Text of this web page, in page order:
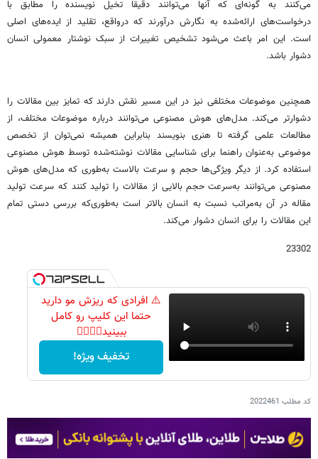
می‌کنند به گونه‌ای که آنها می‌توانند دقیقا تخیل نویسنده را مطابق با
درخواست‌های ارائه‌شده به نگارش درآورند که درواقع، تقلید از ایده‌های اصلی
است. این امر باعث می‌شود تشخیص تغییرات از سبک نوشتار معمولی انسان
دشوار باشد.
همچنین موضوعات مختلفی نیز در این مسیر نقش دارند که تمایز بین مقالات را
دشوارتر می‌کند. مدل‌های هوش مصنوعی می‌توانند درباره موضوعات مختلف، از
مطالعات علمی‌ گرفته تا هنری بنویسند بنابراین همیشه نمی‌توان از تخصص
موضوعی به‌عنوان راهنما برای شناسایی مقالات نوشته‌شده توسط هوش مصنوعی
استفاده کرد. از دیگر ویژگی‌ها حجم و سرعت بالاست به‌طوری که مدل‌های هوش
مصنوعی می‌توانند به‌سرعت حجم بالایی از مقالات را تولید کنند که سرعت تولید
مقاله در آن به‌مراتب نسبت به انسان بالاتر است به‌طوری‌که بررسی دستی تمام
این مقالات را برای انسان دشوار می‌کند.
23302
⚠️ افرادی که ریزش مو دارید
حتما این کلیپ رو کامل
ببینید👆🏻👆🏻
تخفیف ویژه!
کد مطلب 2022461